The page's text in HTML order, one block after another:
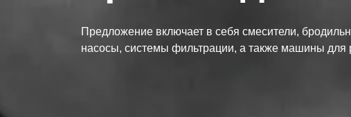
Предложение включает в себя смесители,
насосы, системы фильтрации, а также машины для